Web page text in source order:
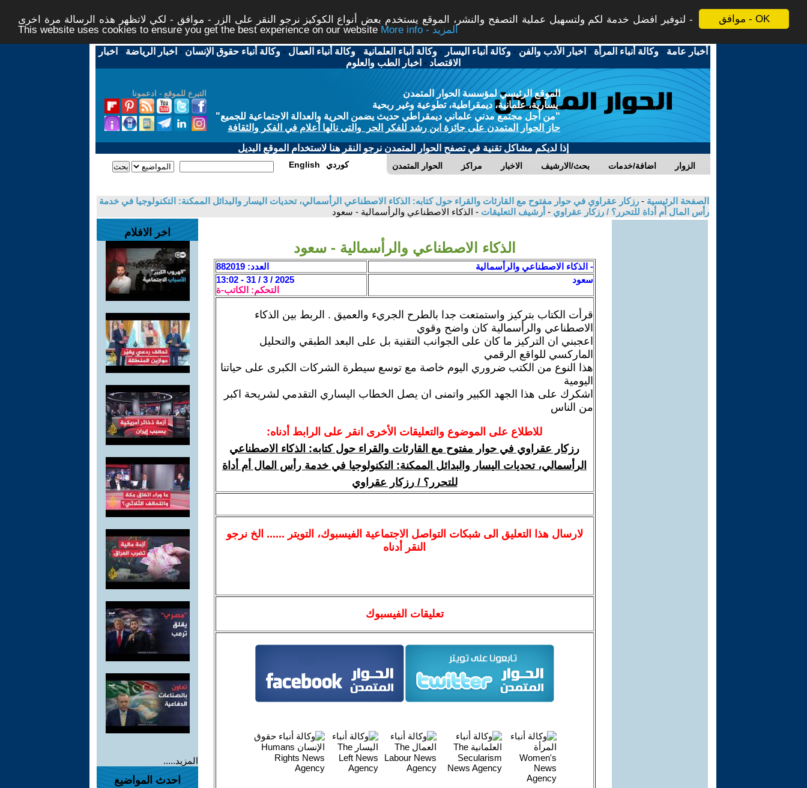
موافق - OK
لتوفير افضل خدمة لكم ولتسهيل عملية التصفح والنشر، الموقع يستخدم بعض أنواع الكوكيز نرجو النقر على الزر - موافق - لكي لاتظهر هذه الرسالة مرة اخرى -
This website uses cookies to ensure you get the best experience on our website
More info - المزيد
أخبار عامة -وكالة أنباء المرأة - اخبار الأدب والفن -وكالة أنباء اليسار -وكالة أنباء العلمانية -وكالة أنباء العمال -وكالة أنباء حقوق الإنسان - اخبار الرياضة - اخبار
الاقتصاد - اخبار الطب والعلوم
التبرع للموقع - ادعمونا
الموقع الرئيسي لمؤسسة الحوار المتمدن
يسارية، علمانية، ديمقراطية، تطوعية وغير ربحية
"من أجل مجتمع مدني علماني ديمقراطي حديث يضمن الحرية والعدالة الاجتماعية للجميع"
حاز الحوار المتمدن على جائزة ابن رشد للفكر الحر والتى نالها أعلام في الفكر والثقافة
إذا لديكم مشاكل تقنية في تصفح الحوار المتمدن نرجو النقر هنا لاستخدام الموقع البديل
الحوار المتمدن مراكز الاخبار بحث/الارشيف اضافة/خدمات الزوار English كوردي
الصفحة الرئيسية - رزكار عقراوي في حوار مفتوح مع القارئات والقراء حول كتابه: الذكاء الاصطناعي الرأسمالي، تحديات اليسار والبدائل الممكنة: التكنولوجيا في خدمة
رأس المال أم أداة للتحرر؟ / رزكار عقراوي - أرشيف التعليقات - الذكاء الاصطناعي والرأسمالية - سعود
الذكاء الاصطناعي والرأسمالية - سعود
- الذكاء الاصطناعي والرأسمالية
العدد: 882019
سعود
2025 / 3 / 31 - 13:02
التحكم: الكاتب-ة
قرأت الكتاب بتركيز واستمتعت جدا بالطرح الجريء والعميق . الربط بين الذكاء
الاصطناعي والرأسمالية كان واضح وقوي
اعجبني ان التركيز ما كان على الجوانب التقنية بل على البعد الطبقي والتحليل
الماركسي للواقع الرقمي
هذا النوع من الكتب ضروري اليوم خاصة مع توسع سيطرة الشركات الكبرى على حياتنا
اليومية
اشكرك على هذا الجهد الكبير واتمنى ان يصل الخطاب اليساري التقدمي لشريحة اكبر
من الناس
للاطلاع على الموضوع والتعليقات الأخرى انقر على الرابط أدناه:
رزكار عقراوي في حوار مفتوح مع القارئات والقراء حول كتابه: الذكاء الاصطناعي
الرأسمالي، تحديات اليسار والبدائل الممكنة: التكنولوجيا في خدمة رأس المال أم أداة
للتحرر؟ / رزكار عقراوي
لارسالهذا التعليق الى شبكات التواصل الاجتماعية الفيسبوك، التويتر ...... الخ نرجو
النقر أدناه
تعليقات الفيسبوك
اخر الافلام
المزيد.....
احدث المواضيع